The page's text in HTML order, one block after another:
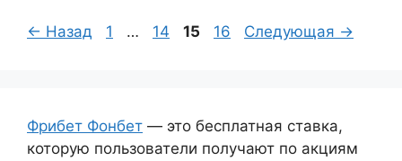
← Назад Страница
1 … Страница
14 Страница
15 Страница
16 Следующая →
Фрибет Фонбет — это бесплатная ставка,
которую пользователи получают по акциям